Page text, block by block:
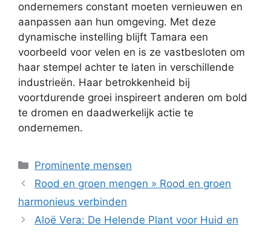
ondernemers constant moeten vernieuwen en
aanpassen aan hun omgeving. Met deze
dynamische instelling blijft Tamara een
voorbeeld voor velen en is ze vastbesloten om
haar stempel achter te laten in verschillende
industrieën. Haar betrokkenheid bij
voortdurende groei inspireert anderen om bold
te dromen en daadwerkelijk actie te
ondernemen.
Categorieën
Prominente mensen
Rood en groen mengen » Rood en groen
harmonieus verbinden
Aloë Vera: De Helende Plant voor Huid en